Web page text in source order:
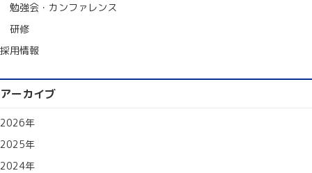
勉強会・カンファレンス
研修
採用情報
アーカイブ
2026年
2025年
2024年